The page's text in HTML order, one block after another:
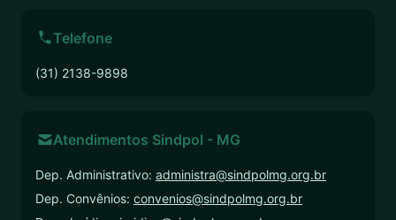
Telefone
(31) 2138-9898
Atendimentos Sindpol - MG
Dep. Administrativo: administra@sindpolmg.org.br
Dep. Convênios: convenios@sindpolmg.org.br